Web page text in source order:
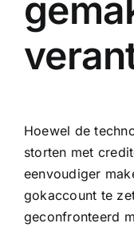
Hoewel de
storten met
eenvoudiger
gokaccount te
geconfronteerd